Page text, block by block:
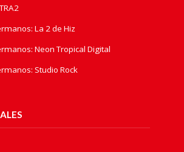
La 2 de Hiz
Neon Tropical Digital
Studio Rock